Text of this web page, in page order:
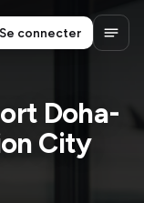
Se connecter
Doha-
City